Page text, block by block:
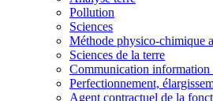
Pollution
Sciences
Méthode physico-chimique
Sciences de la terre
Communication information
Perfectionnement,
Agent contractuel de la